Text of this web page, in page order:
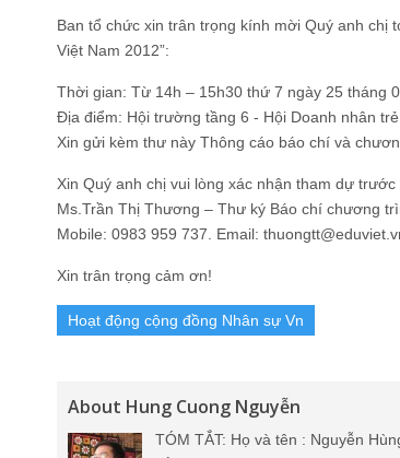
Ban tổ chức xin trân trọng kính mời Quý anh chị
Việt Nam 2012”:
Thời gian: Từ 14h – 15h30 thứ 7 ngày 25 tháng
Địa điểm: Hội trường tầng 6 - Hội Doanh nhân
Xin gửi kèm thư này Thông cáo báo chí và
Xin Quý anh chị vui lòng xác nhận tham dự
Ms.Trần Thị Thương – Thư ký Báo chí chương
Mobile: 0983 959 737. Email:
Xin trân trọng cảm ơn!
Hoạt động cộng đồng Nhân sự Vn
About Hung Cuong Nguyễn
TÓM TẮT: Họ và tên : Nguyễn